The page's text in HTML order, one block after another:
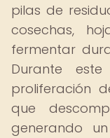
pilas de
cosechas,
fermentar
Durante
proliferación
que
generando